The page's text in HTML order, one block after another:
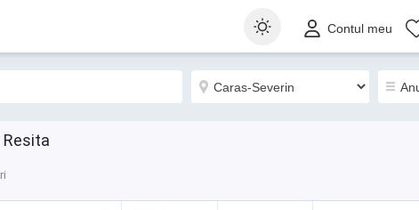
Contul meu
Sortează